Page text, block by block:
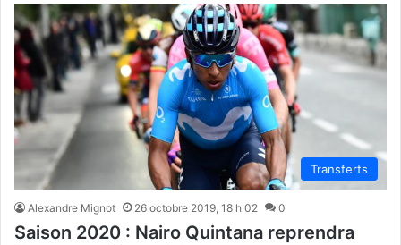
Transferts
Alexandre Mignot 26 octobre 2019, 18 h 02 0
Saison 2020 : Nairo Quintana reprendra